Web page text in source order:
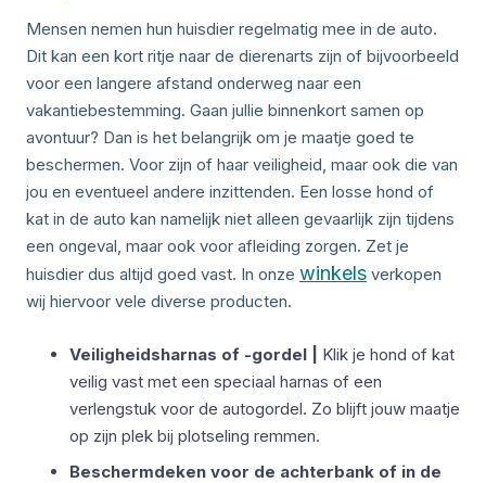
Mensen nemen hun huisdier regelmatig mee in de auto.
Dit kan een kort ritje naar de dierenarts zijn of bijvoorbeeld
voor een langere afstand onderweg naar een
vakantiebestemming. Gaan jullie binnenkort samen op
avontuur? Dan is het belangrijk om je maatje goed te
beschermen. Voor zijn of haar veiligheid, maar ook die van
jou en eventueel andere inzittenden. Een losse hond of
kat in de auto kan namelijk niet alleen gevaarlijk zijn tijdens
een ongeval, maar ook voor afleiding zorgen. Zet je
huisdier dus altijd goed vast. In onze winkels verkopen
wij hiervoor vele diverse producten.
Veiligheidsharnas of -gordel |
Klik je hond of kat
veilig vast met een speciaal harnas of een
verlengstuk voor de autogordel. Zo blijft jouw maatje
op zijn plek bij plotseling remmen.
Beschermdeken voor de achterbank of in de